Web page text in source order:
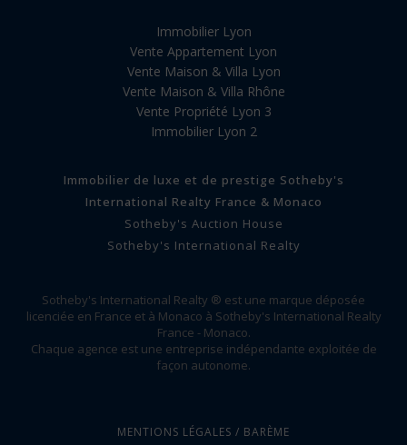
Immobilier Lyon
Vente Appartement Lyon
Vente Maison & Villa Lyon
Vente Maison & Villa Rhône
Vente Propriété Lyon 3
Immobilier Lyon 2
Immobilier de luxe et de prestige Sotheby's
International Realty France & Monaco
Sotheby's Auction House
Sotheby's International Realty
Sotheby's International Realty ® est une marque déposée
licenciée en France et à Monaco à Sotheby's International Realty
France - Monaco.
Chaque agence est une entreprise indépendante exploitée de
façon autonome.
MENTIONS LÉGALES / BARÈME